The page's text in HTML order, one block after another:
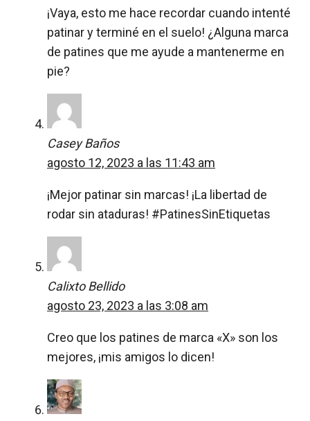
¡Vaya, esto me hace recordar cuando intenté
patinar y terminé en el suelo! ¿Alguna marca
de patines que me ayude a mantenerme en
pie?
Casey Baños
agosto 12, 2023 a las 11:43 am
¡Mejor patinar sin marcas! ¡La libertad de
rodar sin ataduras! #PatinesSinEtiquetas
Calixto Bellido
agosto 23, 2023 a las 3:08 am
Creo que los patines de marca «X» son los
mejores, ¡mis amigos lo dicen!